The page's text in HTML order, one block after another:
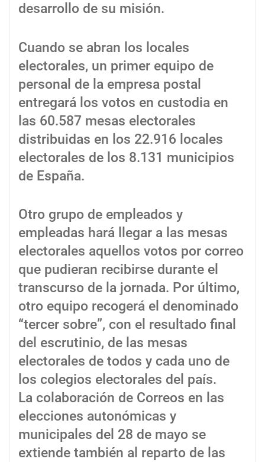
desarrollo de su misión.
Cuando se abran los locales
electorales, un primer equipo de
personal de la empresa postal
entregará los votos en custodia en
las 60.587 mesas electorales
distribuidas en los 22.916 locales
electorales de los 8.131 municipios
de España.
Otro grupo de empleados y
empleadas hará llegar a las mesas
electorales aquellos votos por correo
que pudieran recibirse durante el
transcurso de la jornada. Por último,
otro equipo recogerá el denominado
“tercer sobre”, con el resultado final
del escrutinio, de las mesas
electorales de todos y cada uno de
los colegios electorales del país.
La colaboración de Correos en las
elecciones autonómicas y
municipales del 28 de mayo se
extiende también al reparto de las